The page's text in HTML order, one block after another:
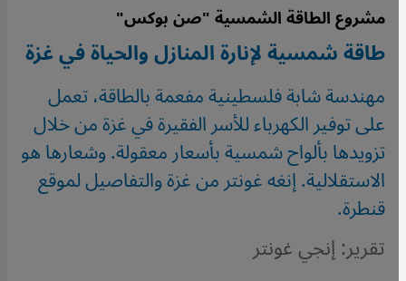
مشروع الطاقة الشمسية "صن بوكس"
طاقة شمسية لإنارة المنازل والحياة في غزة
مهندسة شابة فلسطينية مفعمة بالطاقة، تعمل
على توفير الكهرباء للأسر الفقيرة في غزة من خلال
تزويدها بألواح شمسية بأسعار معقولة. وشعارها هو
الاستقلالية. إنغه غونتر من غزة والتفاصيل لموقع
قنطرة.
تقرير: إنجي غونتر